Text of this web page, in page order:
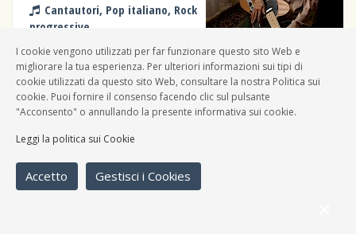
Cantautori, Pop italiano, Rock
progressive
Matteo Faustini
Solista
Cantautori, Pop italiano
I cookie vengono utilizzati per far funzionare questo sito Web e
migliorare la tua esperienza. Per ulteriori informazioni sui tipi di
cookie utilizzati da questo sito Web, consultare la nostra Politica sui
cookie. Puoi fornire il consenso facendo clic sul pulsante
"Acconsento" o annullando la presente informativa sui cookie.
Leggi la politica sui Cookie
Accetto Gestisci i Cookies